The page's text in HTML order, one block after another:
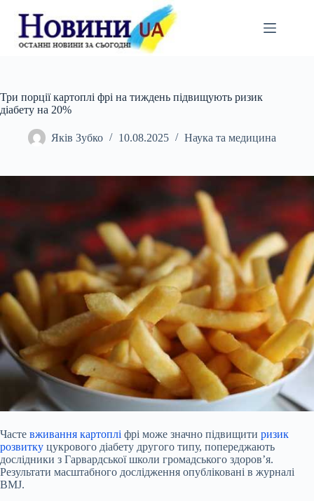
вмісту
Три порції картоплі фрі на тиждень підвищують ризик
діабету на 20%
Яків Зубко 10.08.2025 Наука та медицина
Часте вживання картоплі фрі може значно підвищити ризик
розвитку цукрового діабету другого типу, попереджають
дослідники з Гарвардської школи громадського здоров’я.
Результати масштабного дослідження опубліковані в журналі
BMJ.